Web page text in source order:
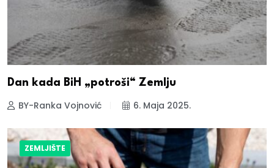
Dan kada BiH „potroši“ Zemlju
BY-Ranka Vojnović 6. Maja 2025.
ZEMLJIŠTE